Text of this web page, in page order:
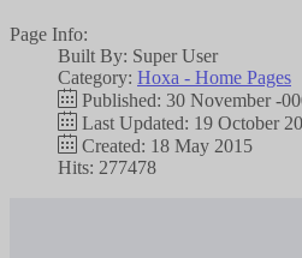
Page Info:
Built By: Super User
Category: Hoxa - Home Pages
Published: 30 November -
Last Updated: 19 October
Created: 18 May 2015
Hits: 277478